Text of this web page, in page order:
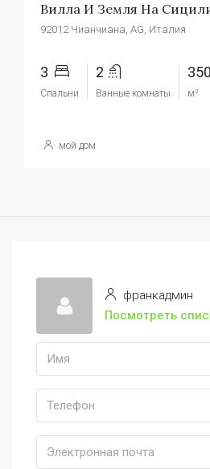
92012 Чианчиана, AG, Италия
3
Спальни
2
Ванные комнаты
350
м²
мой дом
франкадмин
Посмотреть